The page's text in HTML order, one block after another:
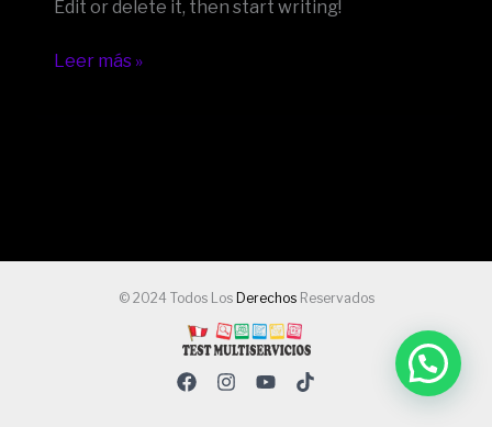
Edit or delete it, then start writing!
Leer más »
© 2024 Todos Los DerechosReservados